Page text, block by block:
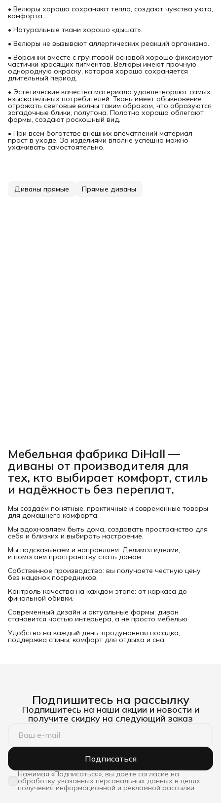
• Велюры хорошо сохраняют тепло, создают чувства уюта,
комфорта.
• Натуральные ткани хорошо «дышат».
• Велюры не вызывают аллергических реакций организма.
• Ворсинки вместе с грунтовой основой хорошо фиксируют
частички красящих пигментов. Велюры имеют прочную
однородную окраску, которая хорошо сохраняется
длительный период.
• Эстетические качества материала удовлетворяют самых
взыскательных потребителей. Ткань имеет обыкновение
отражать световые волны таким образом, что образуются
загадочные блики, полутона. Полотна хорошо облегают
формы, создают роскошный вид.
• При всем богатстве внешних впечатлений материал
прост в уходе. За изделиями вполне успешно можно
ухаживать самостоятельно.
Диваны прямые Прямые диваны
Мебельная фабрика DiHall —
диваны от производителя для
тех, кто выбирает комфорт, стиль
и надёжность без переплат.
Мы создаём понятные, практичные и современные товары
для домашнего комфорта.
Мы вдохновляем быть дома, создавать пространство для
себя и близких и выбирать настроение.
Мы подсказываем и направляем. Делимся идеями,
и помогаем пространству стать домом.
Собственное производство: вы получаете честную цену
без наценок посредников.
Контроль качества на каждом этапе: от каркаса до
финальной обивки.
Современный дизайн и актуальные формы: диван
становится частью интерьера, а не просто мебелью.
Удобство на каждый день: продуманная посадка,
поддержка спины, комфорт для отдыха и сна.
Подпишитесь на рассылку
Подпишитесь на наши акции и новости и
получите скидку на следующий заказ
Подписаться
Нажимая «Подписаться», вы даете согласие на
обработку указанных персональных данных в целях
получения информационной и рекламной рассылки